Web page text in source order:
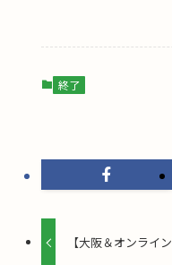
終了
【大阪＆オンライ